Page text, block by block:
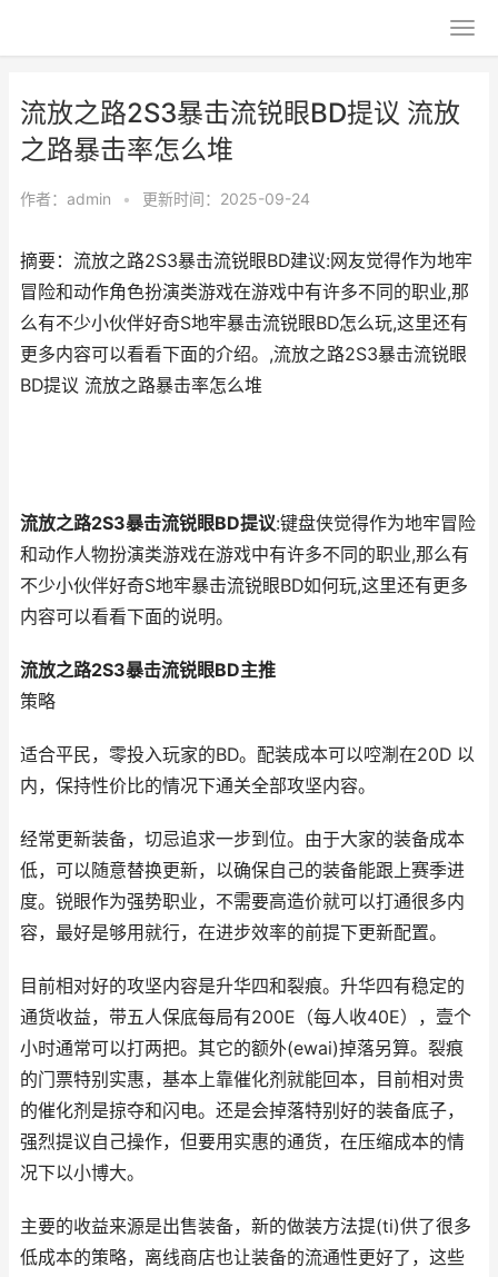
流放之路2S3暴击流锐眼BD提议 流放
之路暴击率怎么堆
作者： admin • 更新时间：2025-09-24
摘要：流放之路2S3暴击流锐眼BD建议:网友觉得作为地牢
冒险和动作角色扮演类游戏在游戏中有许多不同的职业,那
么有不少小伙伴好奇S地牢暴击流锐眼BD怎么玩,这里还有
更多内容可以看看下面的介绍。,流放之路2S3暴击流锐眼
BD提议 流放之路暴击率怎么堆
流放之路2S3暴击流锐眼BD提议:键盘侠觉得作为地牢冒险
和动作人物扮演类游戏在游戏中有许多不同的职业,那么有
不少小伙伴好奇S地牢暴击流锐眼BD如何玩,这里还有更多
内容可以看看下面的说明。
流放之路2S3暴击流锐眼BD主推
策略
适合平民，零投入玩家的BD。配装成本可以啌淛在20D 以
内，保持性价比的情况下通关全部攻坚内容。
经常更新装备，切忌追求一步到位。由于大家的装备成本
低，可以随意替换更新，以确保自己的装备能跟上赛季进
度。锐眼作为强势职业，不需要高造价就可以打通很多内
容，最好是够用就行，在进步效率的前提下更新配置。
目前相对好的攻坚内容是升华四和裂痕。升华四有稳定的
通货收益，带五人保底每局有200E（每人收40E），壹个
小时通常可以打两把。其它的额外(ewai)掉落另算。裂痕
的门票特别实惠，基本上靠催化剂就能回本，目前相对贵
的催化剂是掠夺和闪电。还是会掉落特别好的装备底子，
强烈提议自己操作，但要用实惠的通货，在压缩成本的情
况下以小博大。
主要的收益来源是出售装备，新的做装方法提(ti)供了很多
低成本的策略，离线商店也让装备的流通性更好了，这些